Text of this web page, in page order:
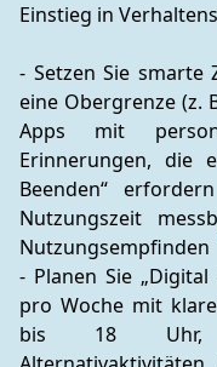
Einstieg in
- Setzen Sie smarte
eine Obergrenze (z.
Apps mit
Erinnerungen, die
Beenden“
Nutzungszeit
Nutzungsempfinden
- Planen Sie „Digital
pro Woche mit
bis 18 Uhr,